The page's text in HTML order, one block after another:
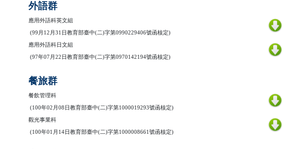
外語群
應用外語科英文組
(99 月 12 月31 日教育部臺中(二)字第0990229406號函核定)
應用外語科日文組
(97年07月22 日教育部臺中(二)字第0970142194號函核定)
餐旅群
餐飲管理科
(100年02 月08 日教育部臺中(二)字第1000019293號函核定)
觀光事業科
(100年01 月 14日教育部臺中(二)字第1000008661號函核定)